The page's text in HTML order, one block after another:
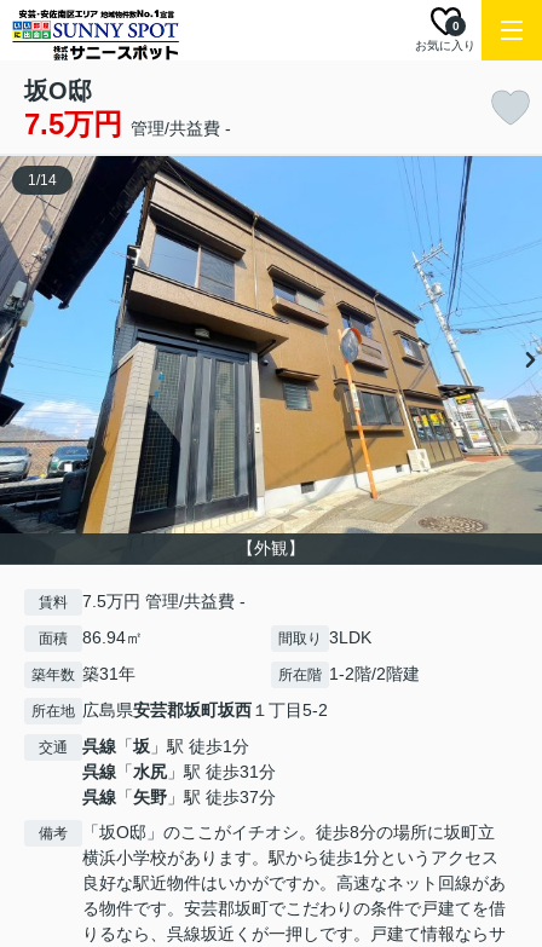
お気に入り
0
坂O邸
7.5万円 管理/共益費 -
【外観】
1/14
賃料 7.5万円 管理/共益費 -
面積 86.94㎡ 間取り 3LDK
築年数 築31年 所在階 1-2階/2階建
所在地 広島県安芸郡坂町坂西１丁目5-2
交通 呉線 「坂 」駅 徒歩1分
呉線 「水尻 」駅 徒歩31分
呉線 「矢野 」駅 徒歩37分
備考
「坂O邸」のここがイチオシ。徒歩8分の場所に坂町立
横浜小学校があります。駅から徒歩1分というアクセス
良好な駅近物件はいかがですか。高速なネット回線があ
る物件です。安芸郡坂町でこだわりの条件で戸建てを借
りるなら、呉線坂近くが一押しです。戸建て情報ならサ